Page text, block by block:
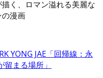
く、ロマン溢れる美麗な
漫画
YONG JAE「回帰線：永
留まる場所」